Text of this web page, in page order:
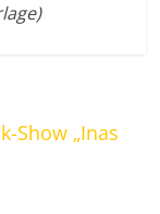
Show „Inas